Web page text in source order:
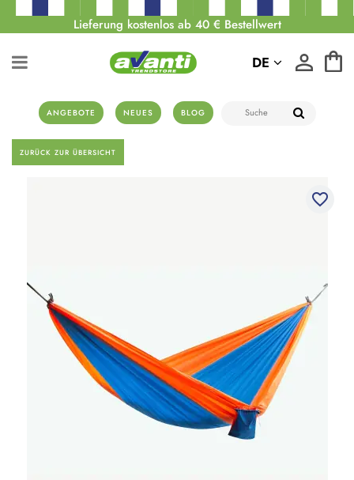
Lieferung kostenlos ab 40 € Bestellwert
ANGEBOTE NEUES BLOG
DE
ZURÜCK ZUR ÜBERSICHT
favorite_border